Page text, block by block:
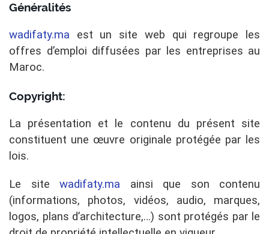
Généralités
wadifaty.ma est un site web qui regroupe les
offres d’emploi diffusées par les entreprises au
Maroc.
Copyright:
La présentation et le contenu du présent site
constituent une œuvre originale protégée par les
lois.
Le site wadifaty.ma ainsi que son contenu
(informations, photos, vidéos, audio, marques,
logos, plans d’architecture,…) sont protégés par le